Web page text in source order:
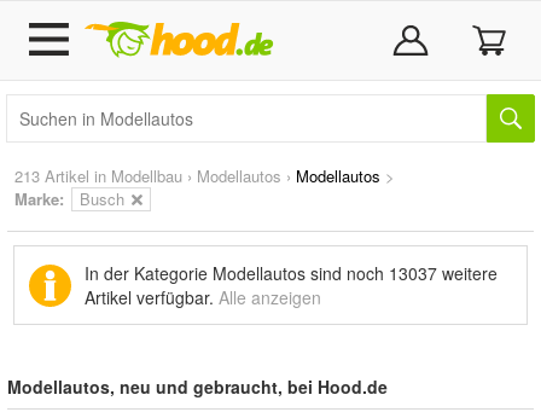
213 Artikel in Modellbau › Modellautos › Modellautos >
Marke: Busch
In der Kategorie Modellautos sind noch 13037 weitere
Artikel verfügbar. Alle anzeigen
Modellautos, neu und gebraucht, bei Hood.de